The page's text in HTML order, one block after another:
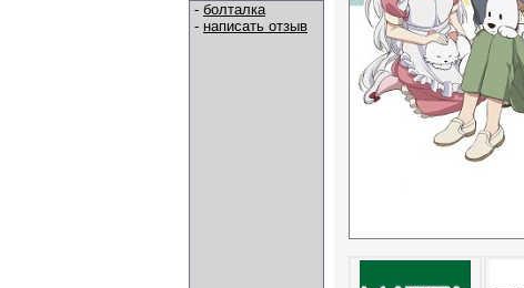
- болталка
- написать отзыв